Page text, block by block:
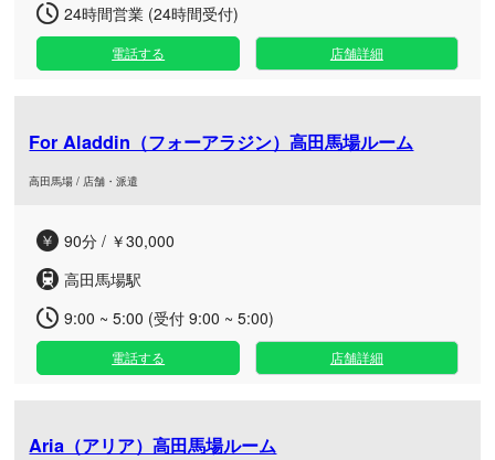
24時間営業 (24時間受付)
電話する 店舗詳細
For Aladdin（フォーアラジン）高田馬場ルーム
高田馬場 / 店舗・派遣
90分 / ￥30,000
高田馬場駅
9:00 ~ 5:00 (受付 9:00 ~ 5:00)
電話する 店舗詳細
Aria（アリア）高田馬場ルーム